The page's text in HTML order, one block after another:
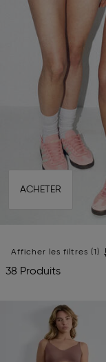
ACHETER
Afficher les filtres (1)
38 Produits